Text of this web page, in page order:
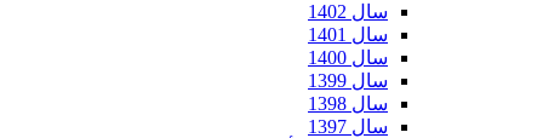
سال 1402
سال 1401
سال 1400
سال 1399
سال 1398
سال 1397